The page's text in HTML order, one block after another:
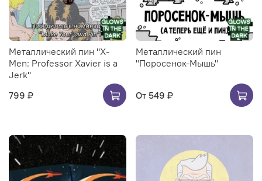
Металлический пин "X-
Men: Professor Xavier is a
Jerk"
799 ₽
Металлический пин
"Поросенок-Мышь"
От 549 ₽